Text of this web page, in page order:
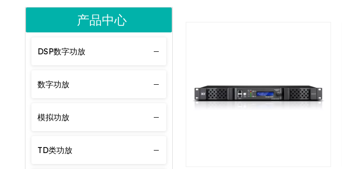
产品中心
DSP数字功放
数字功放
模拟功放
TD类功放